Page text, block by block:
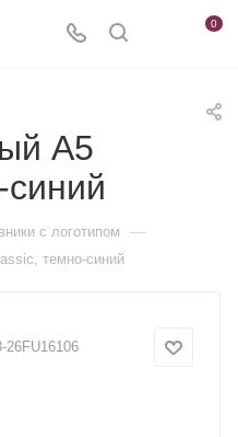
0
А5
c логотипом —
темно-синий
26FU16106